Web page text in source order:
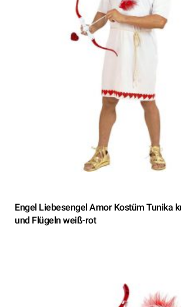
Engel Liebesengel Amor Kostüm Tunika
und Flügeln weiß-rot